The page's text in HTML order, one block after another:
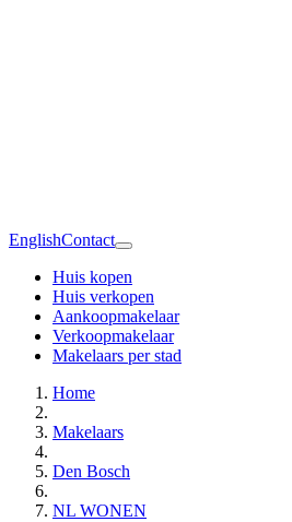
EnglishContact
Huis kopen
Huis verkopen
Aankoopmakelaar
Verkoopmakelaar
Makelaars per stad
Home
Makelaars
Den Bosch
NL WONEN